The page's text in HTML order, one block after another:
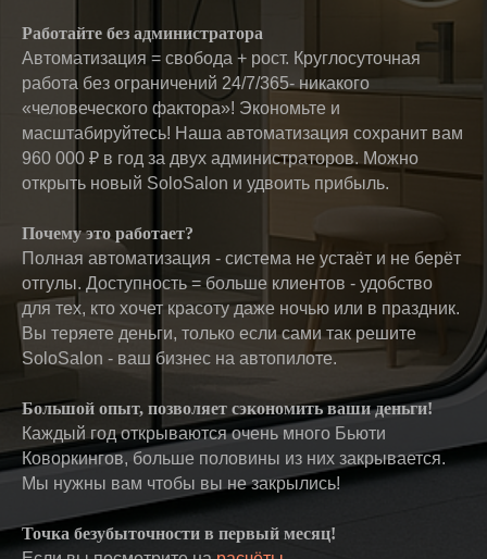
Работайте без администратора
Автоматизация = свобода + рост. Круглосуточная
работа без ограничений 24/7/365- никакого
«человеческого фактора»! Экономьте и
масштабируйтесь! Наша автоматизация сохранит вам
960 000 ₽ в год за двух администраторов. Можно
открыть новый SoloSalon и удвоить прибыль.
Почему это работает?
Полная автоматизация - система не устаёт и не берёт
отгулы. Доступность = больше клиентов - удобство
для тех, кто хочет красоту даже ночью или в праздник.
Вы теряете деньги, только если сами так решите
SoloSalon - ваш бизнес на автопилоте.
Большой опыт, позволяет сэкономить ваши деньги!
Каждый год открываются очень много Бьюти
Коворкингов, больше половины из них закрывается.
Мы нужны вам чтобы вы не закрылись!
Точка безубыточности в первый месяц!